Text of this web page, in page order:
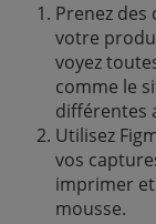
Prenez des
votre
voyez
comme le
différentes
Utilisez
vos
imprimer
mousse.